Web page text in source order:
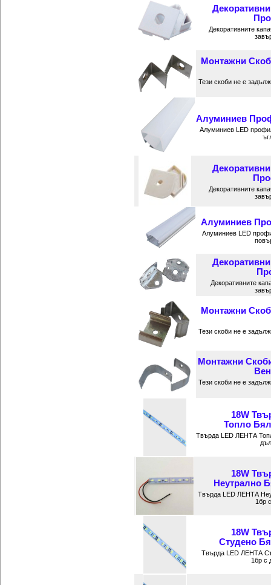
Декоративните
Монтажни
Тези скоби не е
Алуминиев
Алуминиев LED
Декоративните
Алуминиев
Алуминиев LED
Декоративните
Монтажни
Тези скоби не е
Монтажни
Тези скоби не е
18W
Топло
Твърда LED ЛЕНТА
18W
Неутрално
Твърда LED ЛЕНТА
1бр
18W
Студено
Твърда LED ЛЕНТА
1бр с